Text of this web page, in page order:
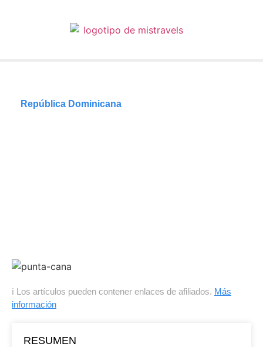
República Dominicana
ℹ Los artículos pueden contener enlaces de afiliados. Más
información
RESUMEN